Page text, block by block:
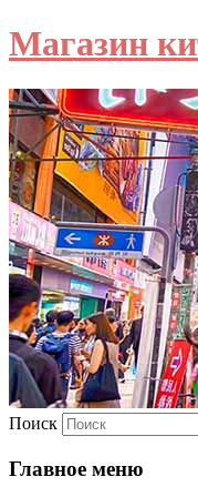
Магазин
Поиск
Главное меню